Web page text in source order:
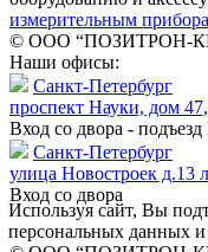
измерительным
© ООО “ПОЗИТРОН-
Наши офисы:
Санкт-Петербург
проспект Науки, дом
Вход со двора -
Санкт-Петербург
улица Новостроек д.13
Вход со двора
Используя сайт, Вы
персональных данных